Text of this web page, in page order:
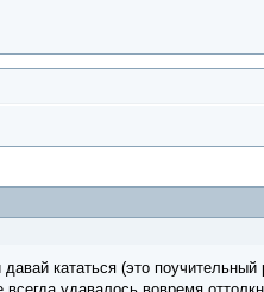
кататься (это поучительный